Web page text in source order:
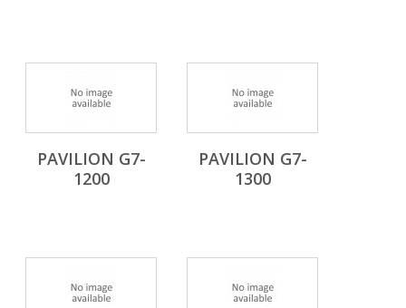
PAVILION G7-
1200
PAVILION G7-
1300